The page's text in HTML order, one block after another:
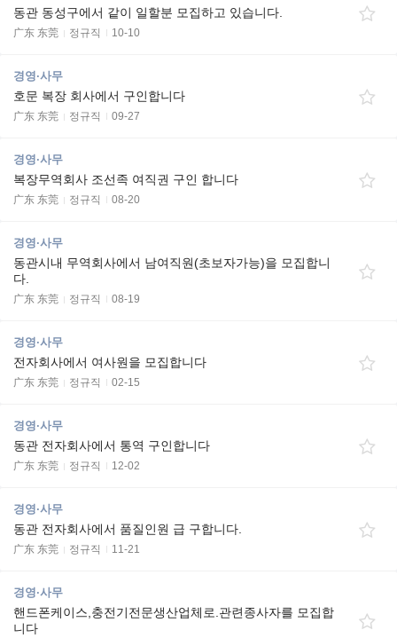
동관 동성구에서 같이 일할분 모집하고 있습니다.
广东 东莞 정규직 10-10
경영·사무
호문 복장 회사에서 구인합니다
广东 东莞 정규직 09-27
경영·사무
복장무역회사 조선족 여직권 구인 합니다
广东 东莞 정규직 08-20
경영·사무
동관시내 무역회사에서 남여직원(초보자가능)을 모집합니
다.
广东 东莞 정규직 08-19
경영·사무
전자회사에서 여사원을 모집합니다
广东 东莞 정규직 02-15
경영·사무
동관 전자회사에서 통역 구인합니다
广东 东莞 정규직 12-02
경영·사무
동관 전자회사에서 품질인원 급 구합니다.
广东 东莞 정규직 11-21
경영·사무
핸드폰케이스,충전기전문생산업체로.관련종사자를 모집합
니다